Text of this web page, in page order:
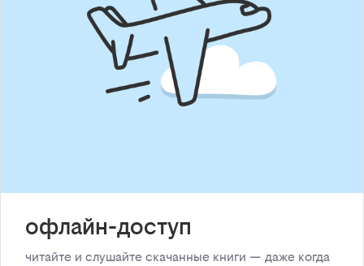
офлайн-доступ
читайте и слушайте скачанные книги — даже когда